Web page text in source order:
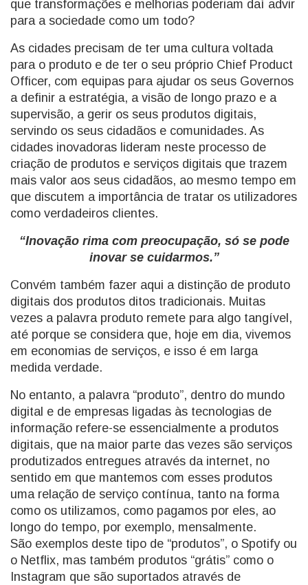
que transformações e melhorias poderiam daí advir
para a sociedade como um todo?
As cidades precisam de ter uma cultura voltada
para o produto e de ter o seu próprio Chief Product
Officer, com equipas para ajudar os seus Governos
a definir a estratégia, a visão de longo prazo e a
supervisão, a gerir os seus produtos digitais,
servindo os seus cidadãos e comunidades. As
cidades inovadoras lideram neste processo de
criação de produtos e serviços digitais que trazem
mais valor aos seus cidadãos, ao mesmo tempo em
que discutem a importância de tratar os utilizadores
como verdadeiros clientes.
“Inovação rima com preocupação, só se pode
inovar se cuidarmos.”
Convém também fazer aqui a distinção de produto
digitais dos produtos ditos tradicionais. Muitas
vezes a palavra produto remete para algo tangível,
até porque se considera que, hoje em dia, vivemos
em economias de serviços, e isso é em larga
medida verdade.
No entanto, a palavra “produto”, dentro do mundo
digital e de empresas ligadas às tecnologias de
informação refere-se essencialmente a produtos
digitais, que na maior parte das vezes são serviços
produtizados entregues através da internet, no
sentido em que mantemos com esses produtos
uma relação de serviço contínua, tanto na forma
como os utilizamos, como pagamos por eles, ao
longo do tempo, por exemplo, mensalmente.
São exemplos deste tipo de “produtos”, o Spotify ou
o Netflix, mas também produtos “grátis” como o
Instagram que são suportados através de